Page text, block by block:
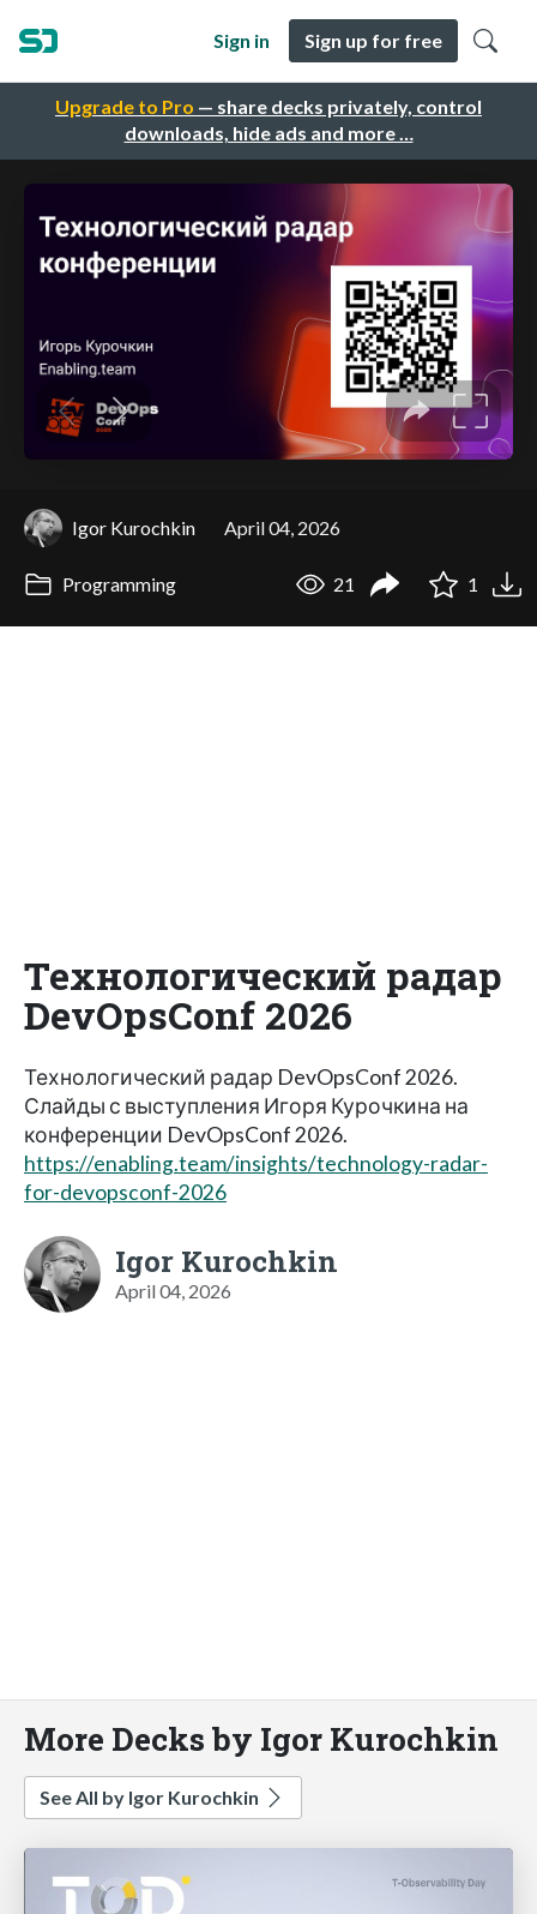
Upgrade to Pro — share decks privately, control
downloads, hide ads and more …
Sign in Sign up for free
Igor Kurochkin April 04, 2026
Programming 21 1
Технологический радар
DevOpsConf 2026
Технологический радар DevOpsConf 2026.
Слайды с выступления Игоря Курочкина на
конференции DevOpsConf 2026.
https://enabling.team/insights/technology-radar-
for-devopsconf-2026
Igor Kurochkin
April 04, 2026
More Decks by Igor Kurochkin
See All by Igor Kurochkin